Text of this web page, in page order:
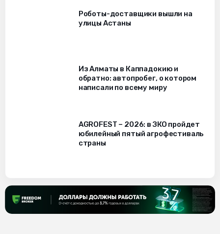
Роботы-доставщики вышли на
улицы Астаны
Из Алматы в Каппадокию и
обратно: автопробег, о котором
написали по всему миру
AGROFEST – 2026: в ЗКО пройдет
юбилейный пятый агрофестиваль
страны